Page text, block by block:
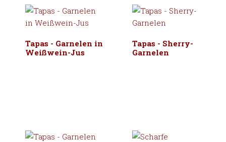
Tapas - Garnelen in
Weißwein-Jus
Tapas - Sherry-
Garnelen